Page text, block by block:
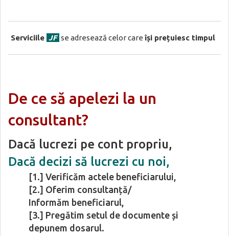
Serviciile JF se adresează celor care își prețuiesc timpul
De ce să apelezi la un
consultant?
Dacă lucrezi pe cont propriu,
Dacă decizi să lucrezi cu noi,
[1.] Verificăm actele beneficiarului,
[2.] Oferim consultanță/
Informăm beneficiarul,
[3.] Pregătim setul de documente și
depunem dosarul.